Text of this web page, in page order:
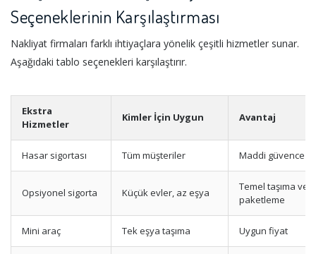
Seçeneklerinin Karşılaştırması
Nakliyat firmaları farklı ihtiyaçlara yönelik çeşitli hizmetler sunar.
Aşağıdaki tablo seçenekleri karşılaştırır.
Ekstra
Hizmetler
Kimler İçin Uygun Avantaj
Hasar sigortası Tüm müşteriler Maddi güvence
Opsiyonel sigorta Küçük evler, az eşya
Temel taşıma ve
paketleme
Mini araç Tek eşya taşıma Uygun fiyat